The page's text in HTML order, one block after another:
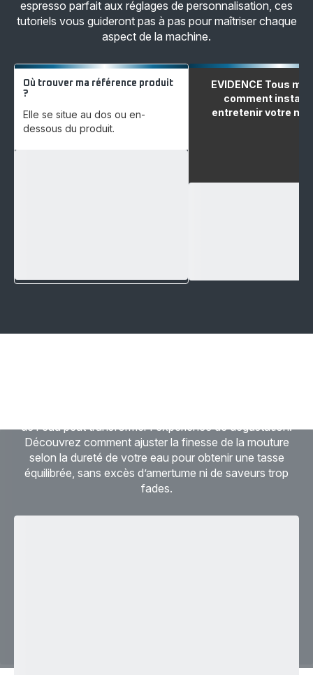
espresso parfait aux réglages de personnalisation, ces
tutoriels vous guideront pas à pas pour maîtriser chaque
aspect de la machine.
Où trouver ma référence produit
?
Elle se situe au dos ou en-
dessous du produit.
EVIDENCE Tous
comment
entretenir votre
de l'eau peut transformer l'expérience de dégustation.
Découvrez comment ajuster la finesse de la mouture
selon la dureté de votre eau pour obtenir une tasse
équilibrée, sans excès d’amertume ni de saveurs trop
fades.